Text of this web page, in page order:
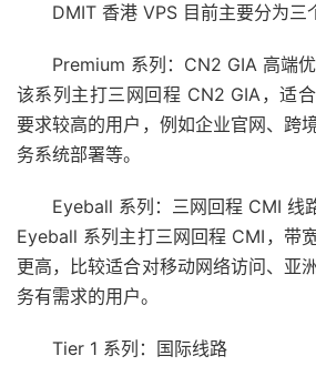
DMIT 香港 VPS 目前主要分为三
Premium 系列：CN2 GIA 高端
该系列主打三网回程 CN2 GIA，适
要求较高的用户，例如企业官网、跨
务系统部署等。
Eyeball 系列：三网回程 CMI 线
Eyeball 系列主打三网回程 CMI，带
更高，比较适合对移动网络访问、亚
务有需求的用户。
Tier 1 系列：国际线路